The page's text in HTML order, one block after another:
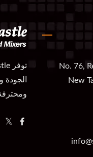
الجودة
No. 76,
New